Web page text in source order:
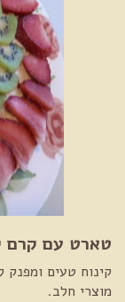
טארט עם קרם
קינוח טעים ומפנק
מוצרי חלב.